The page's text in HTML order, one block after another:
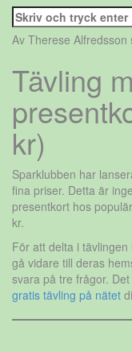
Sök
efter:
Av Therese
Tävling
kr)
Sparklubben har
fina priser. Detta är
presentkort hos
kr.
För att delta i
gå vidare till deras
svara på tre frågor.
gratis tävling på nätet